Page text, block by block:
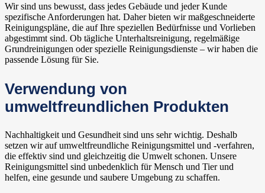
Wir sind uns bewusst, dass jedes Gebäude und jeder Kunde
spezifische Anforderungen hat. Daher bieten wir maßgeschneiderte
Reinigungspläne, die auf Ihre speziellen Bedürfnisse und Vorlieben
abgestimmt sind. Ob tägliche Unterhaltsreinigung, regelmäßige
Grundreinigungen oder spezielle Reinigungsdienste – wir haben die
passende Lösung für Sie.
Verwendung von
umweltfreundlichen Produkten
Nachhaltigkeit und Gesundheit sind uns sehr wichtig. Deshalb
setzen wir auf umweltfreundliche Reinigungsmittel und -verfahren,
die effektiv sind und gleichzeitig die Umwelt schonen. Unsere
Reinigungsmittel sind unbedenklich für Mensch und Tier und
helfen, eine gesunde und saubere Umgebung zu schaffen.